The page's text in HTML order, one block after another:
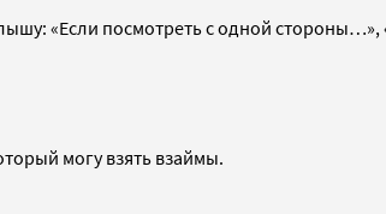
«Если посмотреть с одной
могу взять взаймы.